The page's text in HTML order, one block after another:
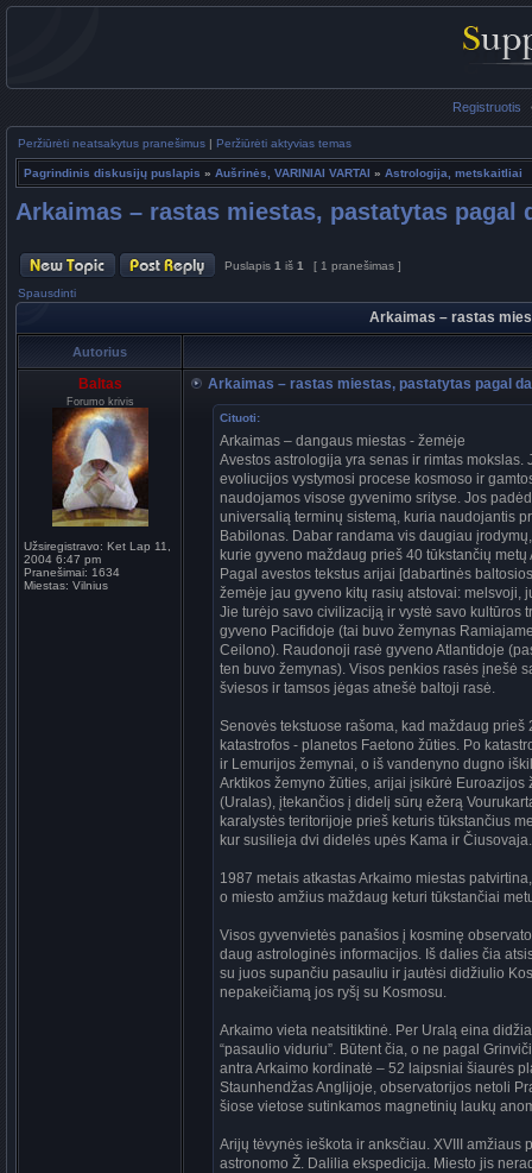
Registruotis
Peržiūrėti neatsakytus pranešimus | Peržiūrėti aktyvias temas
Pagrindinis diskusijų puslapis » Aušrinės, VARINIAI VARTAI » Astrologija, metskaitliai
Arkaimas – rastas miestas, pastatytas pagal
Puslapis 1 iš 1 [ 1 pranešimas ]
Spausdinti
Arkaimas – rastas
Autorius
Baltas
Forumo krivis
Užsiregistravo: Ket Lap 11,
2004 6:47 pm
Pranešimai: 1634
Miestas: Vilnius
Arkaimas – rastas miestas, pastatytas pagal
Cituoti:
Arkaimas – dangaus miestas - žemėje
Avestos astrologija yra senas ir rimtas
evoliucijos vystymosi procese kosmoso ir
naudojamos visose gyvenimo srityse. Jos
universalią terminų sistemą, kuria naudojantis
Babilonas. Dabar randama vis daugiau
kurie gyveno maždaug prieš 40 tūkstančių metų
Pagal avestos tekstus arijai [dabartinės
žemėje jau gyveno kitų rasių atstovai:
Jie turėjo savo civilizaciją ir vystė savo kultūros
gyveno Pacifidoje (tai buvo žemynas
Ceilono). Raudonoji rasė gyveno Atlantidoje
ten buvo žemynas). Visos penkios rasės įnešė
šviesos ir tamsos jėgas atnešė baltoji rasė.
Senovės tekstuose rašoma, kad maždaug
katastrofos - planetos Faetono žūties. Po
ir Lemurijos žemynai, o iš vandenyno dugno
Arktikos žemyno žūties, arijai įsikūrė
(Uralas), įtekančios į didelį sūrų ežerą
karalystės teritorijoje prieš keturis tūkstančius
kur susilieja dvi didelės upės Kama ir
1987 metais atkastas Arkaimo miestas
o miesto amžius maždaug keturi tūkstančiai
Visos gyvenvietės panašios į kosminę
daug astrologinės informacijos. Iš dalies čia
su juos supančiu pasauliu ir jautėsi didžiulio
nepakeičiamą jos ryšį su Kosmosu.
Arkaimo vieta neatsitiktinė. Per Uralą eina
“pasaulio viduriu”. Būtent čia, o ne pagal
antra Arkaimo kordinatė – 52 laipsniai šiaurės
Staunhendžas Anglijoje, observatorijos netoli
šiose vietose sutinkamos magnetinių laukų
Arijų tėvynės ieškota ir anksčiau. XVIII
astronomo Ž. Dalilia ekspedicija. Miesto jis